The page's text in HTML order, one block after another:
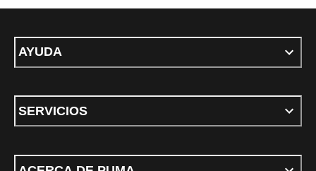
AYUDA
SERVICIOS